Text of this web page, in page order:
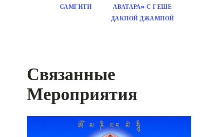
САМГИТИ
АВАТАРА» С ГЕШЕ
ДАКПОЙ ДЖАМПОЙ
Связанные
Мероприятия